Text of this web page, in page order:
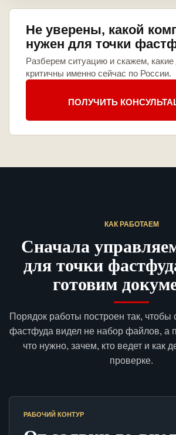
Не уверены, какой
нужен для точки
Разберем ситуацию и скажем,
критичны именно сейчас по России.
ПОЛУЧИТЬ
КАК РАБОТАЕМ
Сначала
для точки
готовим
Порядок работы построен так, чтобы
фастфуда видел не набор файлов, а
что нужно, зачем, кто ведет и как
проверке.
РАБОЧИЙ КОНТУР